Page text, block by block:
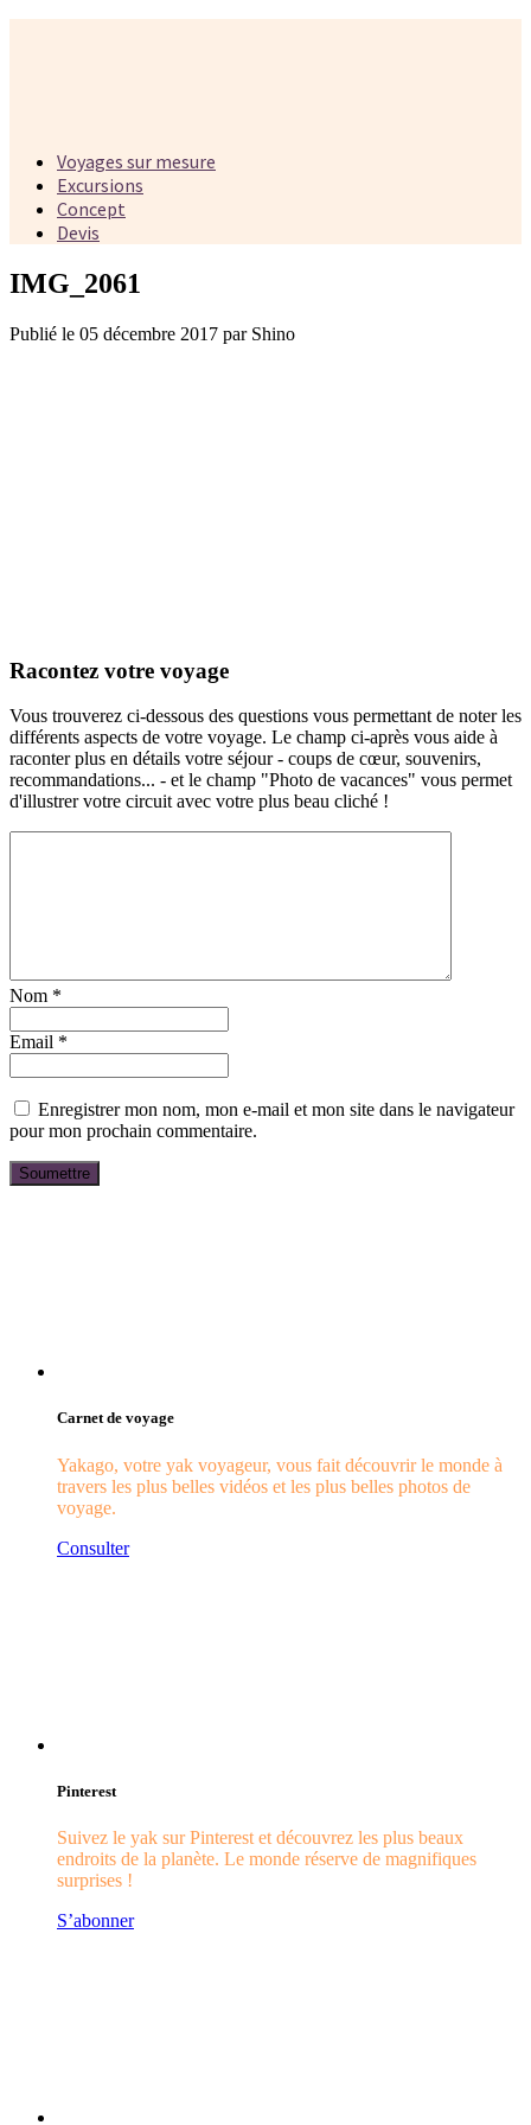
Voyages sur mesure
Excursions
Concept
Devis
IMG_2061
Publié le 05 décembre 2017 par Shino
Racontez votre voyage
Vous trouverez ci-dessous des questions vous permettant de noter les
différents aspects de votre voyage. Le champ ci-après vous aide à
raconter plus en détails votre séjour - coups de cœur, souvenirs,
recommandations... - et le champ "Photo de vacances" vous permet
d'illustrer votre circuit avec votre plus beau cliché !
Nom *
Email *
Enregistrer mon nom, mon e-mail et mon site dans le navigateur
pour mon prochain commentaire.
Carnet de voyage
Yakago, votre yak voyageur, vous fait découvrir le monde à
travers les plus belles vidéos et les plus belles photos de
voyage.
Consulter
Pinterest
Suivez le yak sur Pinterest et découvrez les plus beaux
endroits de la planète. Le monde réserve de magnifiques
surprises !
S’abonner